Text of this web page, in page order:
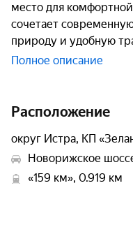
место для
сочетает
природу и удобную
Полное описание
Расположение
округ Истра, КП
Новорижское
«159 км», 0.919 км